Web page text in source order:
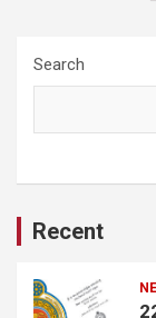
Search
Recent